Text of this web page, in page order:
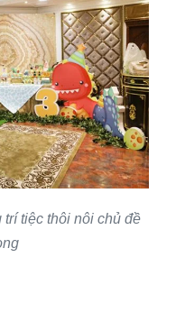
tiệc thôi nôi chủ đề